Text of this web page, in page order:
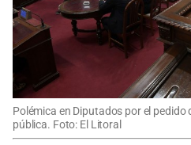
Polémica en Diputados por el pedido
pública. Foto: El Litoral